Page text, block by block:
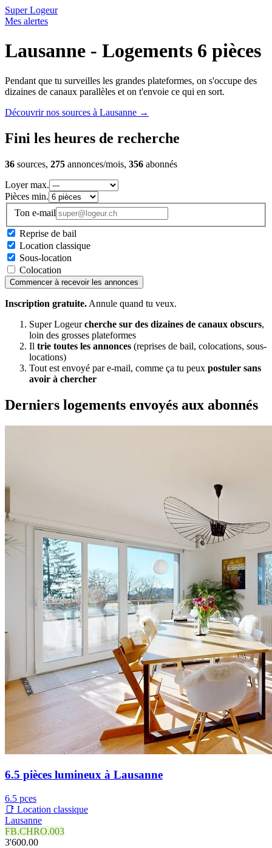
Super Logeur
Mes alertes
Lausanne - Logements 6 pièces
Pendant que tu surveilles les grandes plateformes, on s'occupe des
dizaines de canaux parallèles et on t'envoie ce qui en sort.
Découvrir nos sources à Lausanne →
Fini les heures de recherche
36 sources, 275 annonces/mois, 356 abonnés
Loyer max.
Pièces min.
Ton e-mail
Reprise de bail
Location classique
Sous-location
Colocation
Commencer à recevoir les annonces
Inscription gratuite. Annule quand tu veux.
Super Logeurcherche sur des dizaines de canaux obscurs,
loin des grosses plateformes
Il trie toutes les annonces (reprises de bail, colocations, sous-
locations)
Tout est envoyé par e-mail, comme ça tu peux postuler sans
avoir à chercher
Derniers logements envoyés aux abonnés
6.5 pièces lumineux à Lausanne
6.5 pces
📑 Location classique
Lausanne
FB.CHRO.003
3'600.00